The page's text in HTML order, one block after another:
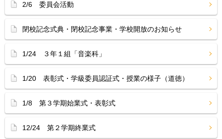
2/6 委員会活動
閉校記念式典・閉校記念事業・学校開放のお知らせ
1/24 ３年１組「音楽科」
1/20 表彰式・学級委員認証式・授業の様子（道徳）
1/8 第３学期始業式・表彰式
12/24 第２学期終業式